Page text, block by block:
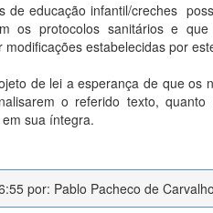
de educação infantil/creches
os protocolos sanitários e
estabelecidas por
de lei a esperança de que
o referido texto,
sua íntegra.
por: Pablo Pacheco de Carvalho